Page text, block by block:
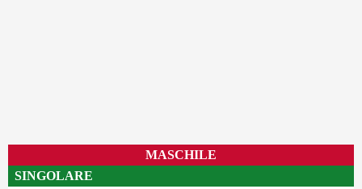
MASCHILE
SINGOLARE